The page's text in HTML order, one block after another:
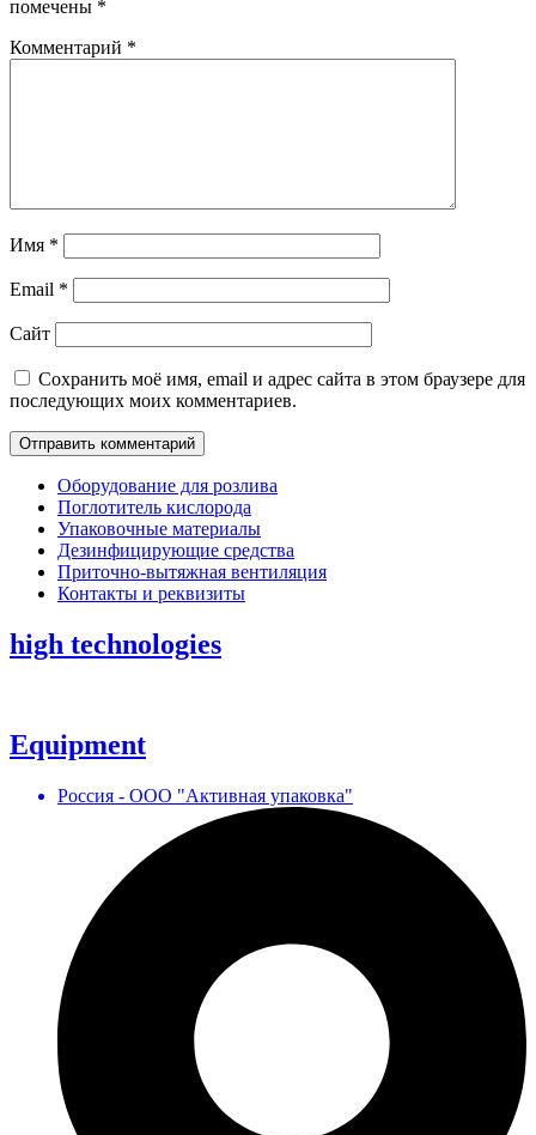
помечены *
Комментарий *
Имя *
Email *
Сайт
Сохранить моё имя, email и адрес сайта в этом браузере для
последующих моих комментариев.
Оборудование для розлива
Поглотитель кислорода
Упаковочные материалы
Дезинфицирующие средства
Приточно-вытяжная вентиляция
Контакты и реквизиты
high technologies
Equipment
Россия - ООО "Активная упаковка"